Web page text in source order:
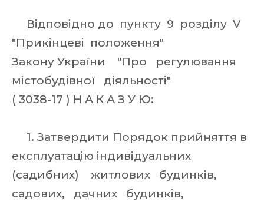
Відповідно до пункту 9 розділу V
"Прикінцеві положення"
Закону України "Про регулювання
містобудівної діяльності"
( 3038-17 ) Н А К А З У Ю:
1. Затвердити Порядок прийняття в
експлуатацію індивідуальних
(садибних) житлових будинків,
садових, дачних будинків,